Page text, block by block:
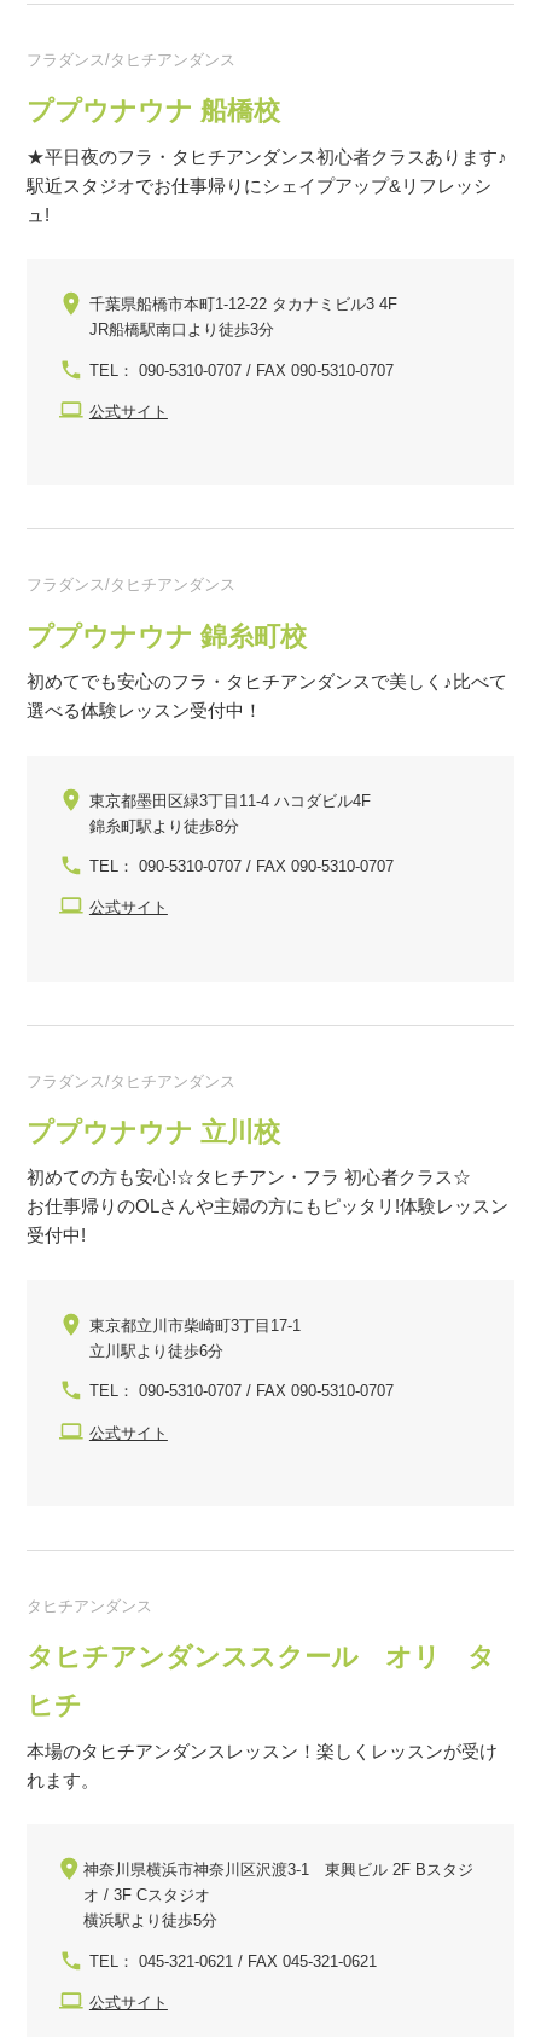
フラダンス/タヒチアンダンス
ププウナウナ 船橋校
★平日夜のフラ・タヒチアンダンス初心者クラスあります♪
駅近スタジオでお仕事帰りにシェイプアップ&リフレッシ
ュ!
千葉県船橋市本町1-12-22 タカナミビル3 4F
JR船橋駅南口より徒歩3分
TEL： 090-5310-0707 / FAX 090-5310-0707
公式サイト
フラダンス/タヒチアンダンス
ププウナウナ 錦糸町校
初めてでも安心のフラ・タヒチアンダンスで美しく♪比べて
選べる体験レッスン受付中！
東京都墨田区緑3丁目11-4 ハコダビル4F
錦糸町駅より徒歩8分
TEL： 090-5310-0707 / FAX 090-5310-0707
公式サイト
フラダンス/タヒチアンダンス
ププウナウナ 立川校
初めての方も安心!☆タヒチアン・フラ 初心者クラス☆
お仕事帰りのOLさんや主婦の方にもピッタリ!体験レッスン
受付中!
東京都立川市柴崎町3丁目17-1
立川駅より徒歩6分
TEL： 090-5310-0707 / FAX 090-5310-0707
公式サイト
タヒチアンダンス
タヒチアンダンススクール オリ タ
ヒチ
本場のタヒチアンダンスレッスン！楽しくレッスンが受け
れます。
神奈川県横浜市神奈川区沢渡3-1 東興ビル 2F Bスタジ
オ / 3F Cスタジオ
横浜駅より徒歩5分
TEL： 045-321-0621 / FAX 045-321-0621
公式サイト